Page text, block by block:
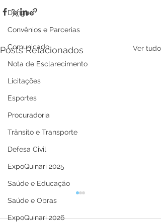
Dengue
Convênios e Parcerias
Comunicado
Nota de Esclarecimento
Licitações
Esportes
Procuradoria
Trânsito e Transporte
Defesa Civil
ExpoQuinari 2025
Saúde e Educação
Saúde e Obras
ExpoQuinari 2026
Posts Relacionados Ver tudo